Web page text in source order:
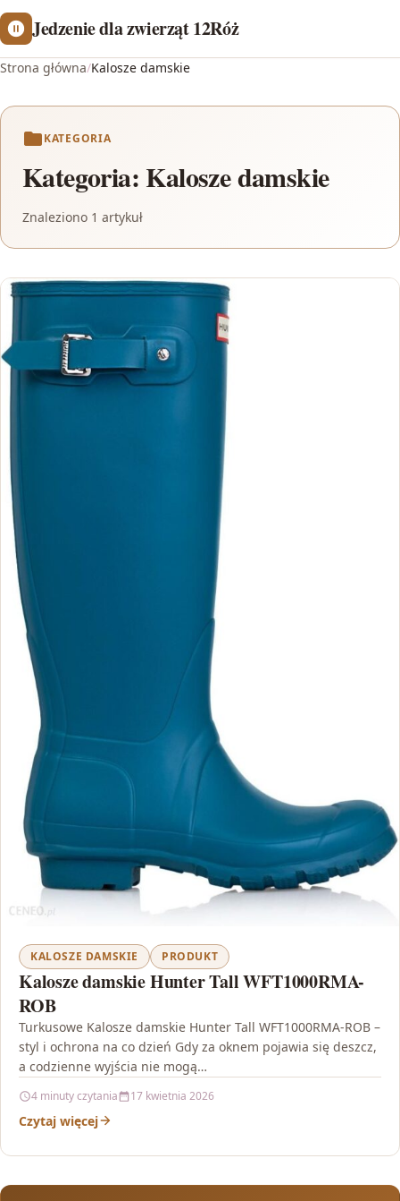
Jedzenie dla zwierząt 12Róż
Strona główna/Kalosze damskie
KATEGORIA
Kategoria: Kalosze damskie
Znaleziono 1 artykuł
KALOSZE DAMSKIE PRODUKT
Kalosze damskie Hunter Tall WFT1000RMA-
ROB
Turkusowe Kalosze damskie Hunter Tall WFT1000RMA-ROB –
styl i ochrona na co dzień Gdy za oknem pojawia się deszcz,
a codzienne wyjścia nie mogą…
4 minuty czytania 17 kwietnia 2026
Czytaj więcej